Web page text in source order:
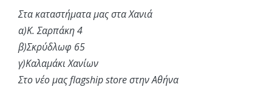
Στα καταστήματα μας στα Χανιά
α)Κ. Σαρπάκη 4
β)Σκρύδλωφ 65
γ)Καλαμάκι Χανίων
Στο νέο μας flagship store στην Αθήνα